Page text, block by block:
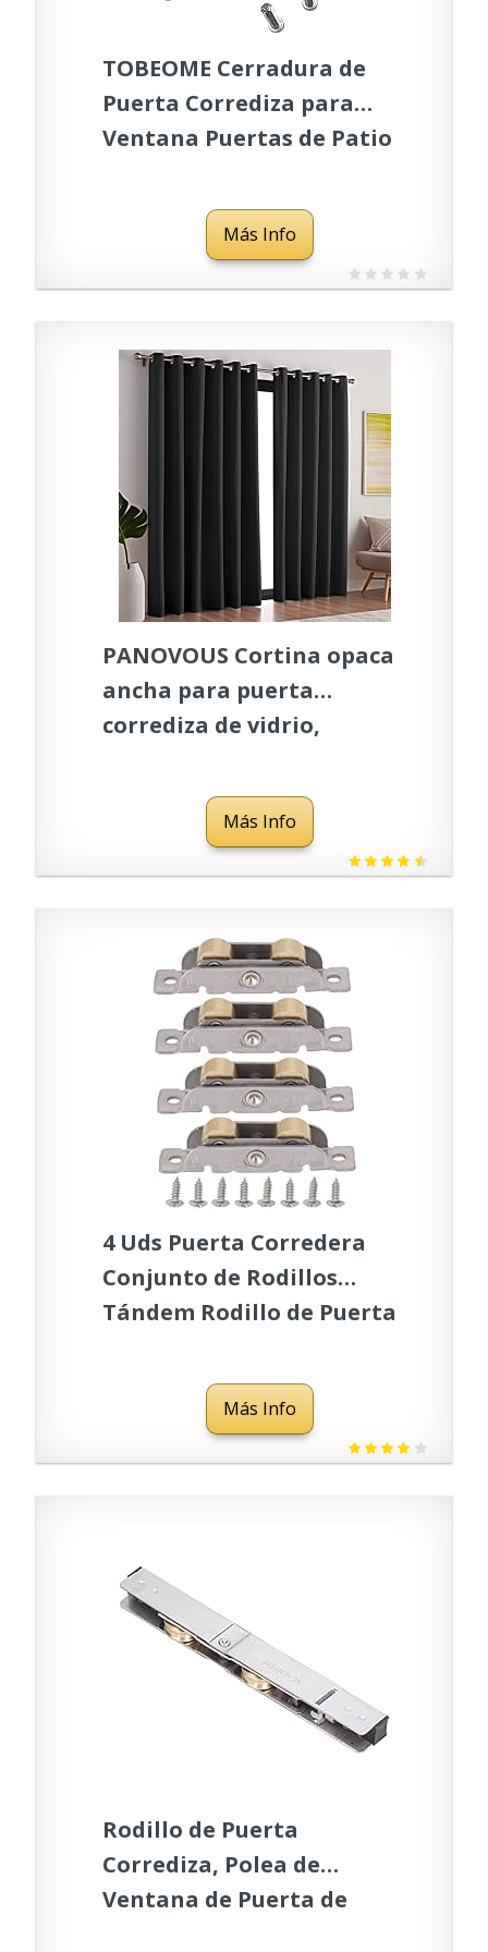
TOBEOME Cerradura de
Puerta Corrediza para
Ventana Puertas de Patio
Seguridad Auxiliar
Plateada Cerradura de
Más Info
PANOVOUS Cortina opaca
ancha para puerta
corrediza de vidrio,
habitación, aislamiento
térmico, cortina opaca
para puerta de patio, 1
Más Info
4 Uds Puerta Corredera
Conjunto de Rodillos
Tándem Rodillo de Puerta
de Cobre de Acero
Inoxidable para Puerta de
Más Info
Rodillo de Puerta
Corrediza, Polea de
Ventana de Puerta de